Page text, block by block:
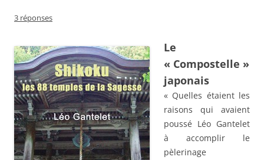
3 réponses
Le
« Compostelle »
japonais
« Quelles étaient les
raisons qui avaient
poussé Léo Gantelet
à accomplir le
pèlerinage